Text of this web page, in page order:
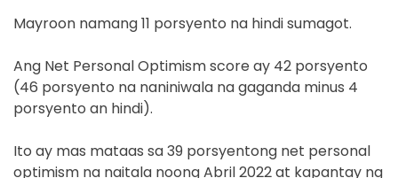
Mayroon namang 11 porsyento na hindi sumagot.
Ang Net Personal Optimism score ay 42 porsyento
(46 porsyento na naniniwala na gaganda minus 4
porsyento an hindi).
Ito ay mas mataas sa 39 porsyentong net personal
optimism na naitala noong Abril 2022 at kapantay ng